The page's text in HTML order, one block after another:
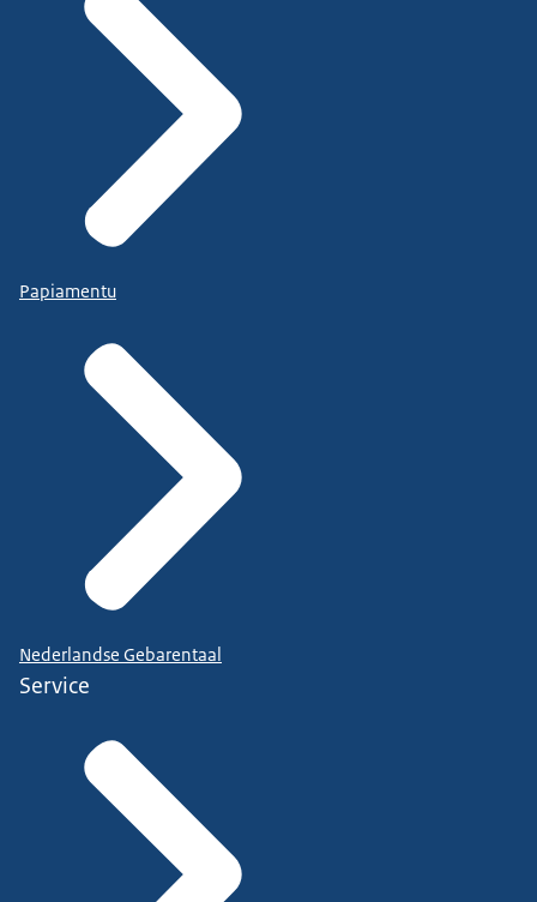
Papiamentu
Nederlandse Gebarentaal
Service